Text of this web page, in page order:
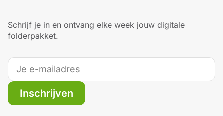
Schrijf je in en ontvang elke week jouw digitale
folderpakket.
Inschrijven